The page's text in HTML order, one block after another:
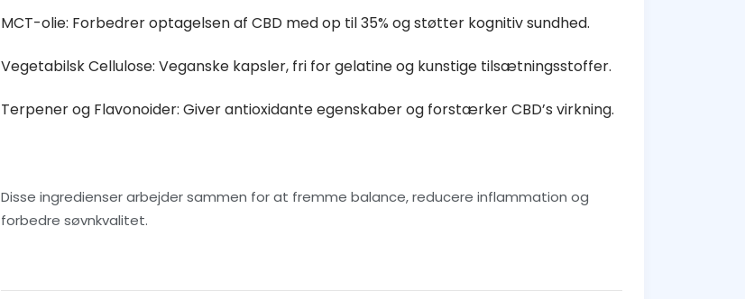
MCT-olie: Forbedrer optagelsen af CBD med op til 35% og støtter kognitiv sundhed.
Vegetabilsk Cellulose: Veganske kapsler, fri for gelatine og kunstige tilsætningsstoffer.
Terpener og Flavonoider: Giver antioxidante egenskaber og forstærker CBD’s virkning.
Disse ingredienser arbejder sammen for at fremme balance, reducere inflammation og
forbedre søvnkvalitet.